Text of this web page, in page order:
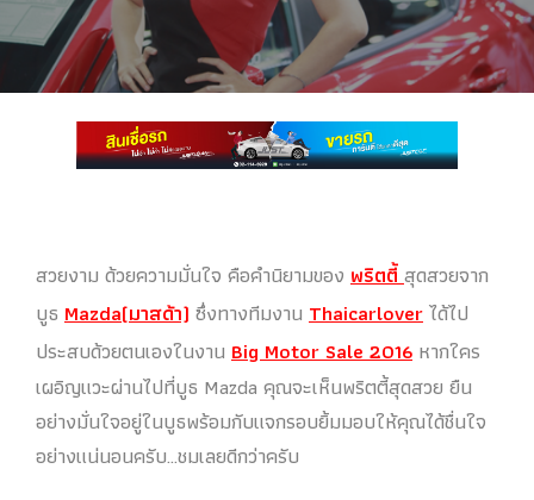
สวยงาม ด้วยความมั่นใจ คือคำนิยามของ พริตตี้สุดสวยจาก
บูธ Mazda(มาสด้า) ซึ่งทางทีมงาน Thaicarloverได้ไป
ประสบด้วยตนเองในงาน Big Motor Sale 2016 หากใคร
เผอิญแวะผ่านไปที่บูธ Mazda คุณจะเห็นพริตตี้สุดสวย ยืน
อย่างมั่นใจอยู่ในบูธพร้อมกับแจกรอบยิ้มมอบให้คุณได้ชื่นใจ
อย่างแน่นอนครับ…ชมเลยดีกว่าครับ